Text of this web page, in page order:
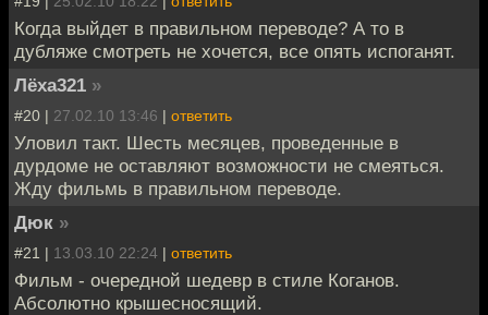
Когда выйдет в правильном переводе? А то в
дубляже смотреть не хочется, все опять испоганят.
Лёха321 »
#20 | 27.02.10 13:46 | ответить
Уловил такт. Шесть месяцев, проведенные в
дурдоме не оставляют возможности не смеяться.
Жду фильмь в правильном переводе.
Дюк »
#21 | 13.03.10 22:24 | ответить
Фильм - очередной шедевр в стиле Коганов.
Абсолютно крышесносящий.